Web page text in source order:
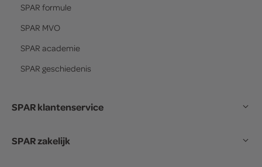
SPAR formule
SPAR MVO
SPAR academie
SPAR geschiedenis
SPAR klantenservice
SPAR zakelijk